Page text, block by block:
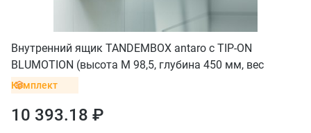
Внутренний ящик TANDEMBOX antaro с TIP-ON
BLUMOTION (высота М 98,5, глубина 450 мм, вес
ящика до 20 кг), черный
Комплект
10 393.18 ₽